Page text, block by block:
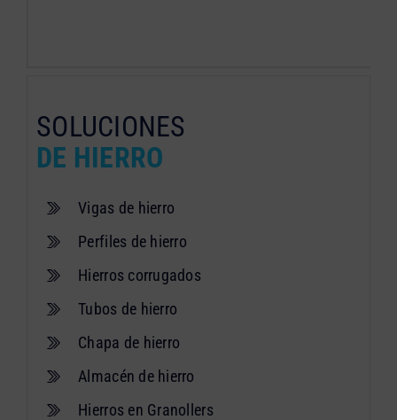
SOLUCIONES
DE HIERRO
Vigas de hierro
Perfiles de hierro
Hierros corrugados
Tubos de hierro
Chapa de hierro
Almacén de hierro
Hierros en Granollers